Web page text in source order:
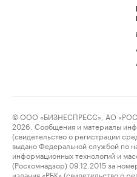
© ООО «БИЗНЕСПРЕСС», АО
2026. Сообщения и материалы
(свидетельство о регистрации
выдано Федеральной службой по
информационных технологий и
(Роскомнадзор) 09.12.2015 за
издания «РБК» (свидетельство о